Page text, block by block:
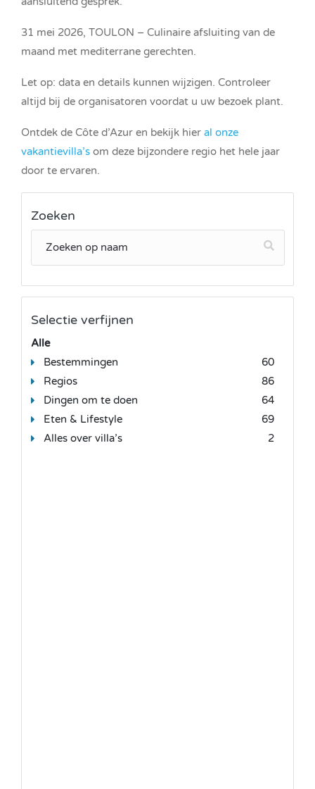
31 mei 2026, TOULON – Culinaire afsluiting van de
maand met mediterrane gerechten.
Let op: data en details kunnen wijzigen. Controleer
altijd bij de organisatoren voordat u uw bezoek plant.
Ontdek de Côte d’Azur en bekijk hier al onze
vakantievilla’s om deze bijzondere regio het hele jaar
door te ervaren.
Zoeken
Selectie verfijnen
Alle
Bestemmingen
60
Regios
86
Dingen om te doen
64
Eten & Lifestyle
69
Alles over villa’s
2